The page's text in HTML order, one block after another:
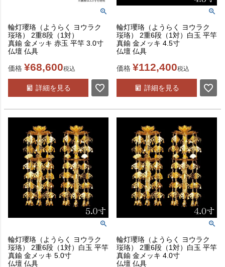
輪灯瓔珞（ようらく ヨウラク
珱珞） 2重8段（1対）
真鍮 金メッキ 赤玉 平竿 3.0寸
仏壇 仏具
価格 ¥68,600税込
詳細を見る
輪灯瓔珞（ようらく ヨウラク
珱珞） 2重6段（1対）白玉 平竿
真鍮 金メッキ 4.5寸
仏壇 仏具
価格 ¥112,400税込
詳細を見る
輪灯瓔珞（ようらく ヨウラク
珱珞） 2重6段（1対）白玉 平竿
真鍮 金メッキ 5.0寸
仏壇 仏具
輪灯瓔珞（ようらく ヨウラク
珱珞） 2重6段（1対）白玉 平竿
真鍮 金メッキ 4.0寸
仏壇 仏具